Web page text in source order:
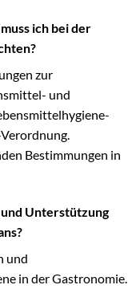
ich bei der
zur
und
Bestimmungen in
Unterstützung
und
in der Gastronomie.